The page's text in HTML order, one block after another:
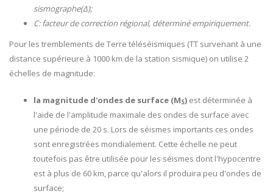
sismographe(Δ);
C: facteur de correction régional, déterminé empiriquement.
Pour les tremblements de Terre téléséismiques (TT survenant à une
distance supérieure à 1000 km de la station sismique) on utilise 2
échelles de magnitude:
la magnitude d'ondes de surface (MS) est déterminée à
l'aide de l'amplitude maximale des ondes de surface avec
une période de 20 s. Lors de séismes importants ces ondes
sont enregistrées mondialement. Cette échelle ne peut
toutefois pas être utilisée pour les séismes dont l'hypocentre
est à plus de 60 km, parce qu'alors il produira peu d'ondes de
surface;